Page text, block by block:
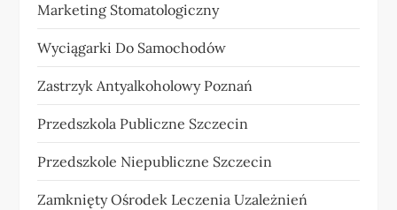
Marketing Stomatologiczny
Wyciągarki Do Samochodów
Zastrzyk Antyalkoholowy Poznań
Przedszkola Publiczne Szczecin
Przedszkole Niepubliczne Szczecin
Zamknięty Ośrodek Leczenia Uzależnień